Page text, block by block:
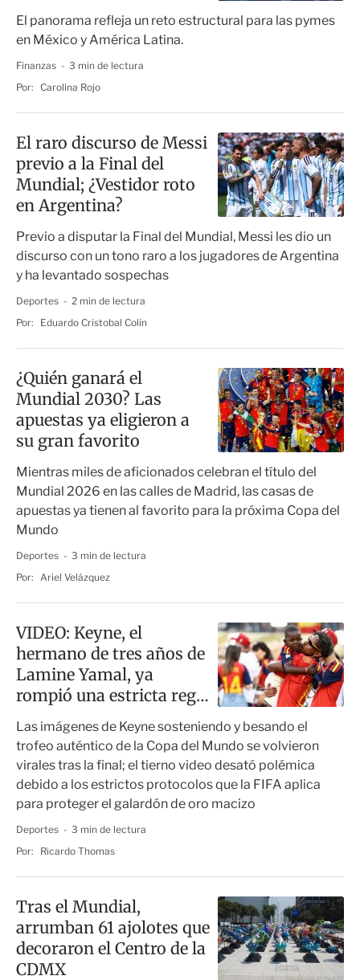
El panorama refleja un reto estructural para las pymes
en México y América Latina.
Finanzas
3 min de lectura
Por: Carolina Rojo
El raro discurso de Messi
previo a la Final del
Mundial; ¿Vestidor roto
en Argentina?
Previo a disputar la Final del Mundial, Messi les dio un
discurso con un tono raro a los jugadores de Argentina
y ha levantado sospechas
Deportes
2 min de lectura
Por:
Eduardo Cristobal Colin
¿Quién ganará el
Mundial 2030? Las
apuestas ya eligieron a
su gran favorito
Mientras miles de aficionados celebran el título del
Mundial 2026 en las calles de Madrid, las casas de
apuestas ya tienen al favorito para la próxima Copa del
Mundo
Deportes
3 min de lectura
Por:
Ariel Velázquez
VIDEO: Keyne, el
hermano de tres años de
Lamine Yamal, ya
rompió una estricta regla
Las imágenes de Keyne sosteniendo y besando el
trofeo auténtico de la Copa del Mundo se volvieron
virales tras la final; el tierno video desató polémica
debido a los estrictos protocolos que la FIFA aplica
para proteger el galardón de oro macizo
Deportes
3 min de lectura
Por:
Ricardo Thomas
Tras el Mundial,
arrumban 61 ajolotes que
decoraron el Centro de la
CDMX